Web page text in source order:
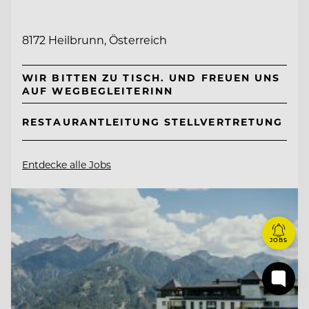
8172 Heilbrunn, Österreich
WIR BITTEN ZU TISCH. UND FREUEN UNS
AUF WEGBEGLEITERINN
RESTAURANTLEITUNG STELLVERTRETUNG
Entdecke alle Jobs
JOBS